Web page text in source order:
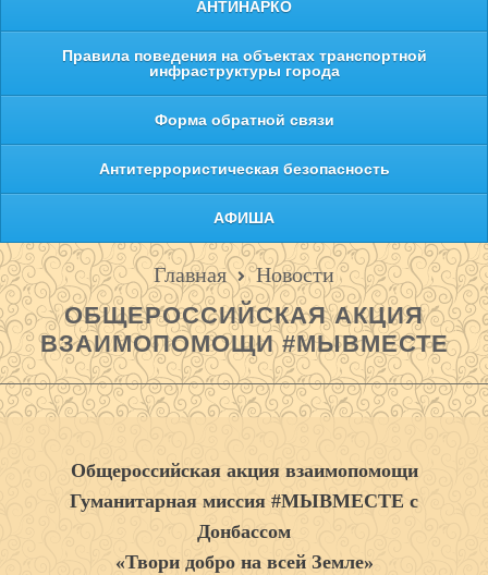
АНТИНАРКО
Правила поведения на объектах транспортной
инфраструктуры города
Форма обратной связи
Антитеррористическая безопасность
АФИША
Главная Новости
ОБЩЕРОССИЙСКАЯ АКЦИЯ
ВЗАИМОПОМОЩИ #МЫВМЕСТЕ
Общероссийская акция взаимопомощи
Гуманитарная миссия #МЫВМЕСТЕ с
Донбассом
«Твори добро на всей Земле»